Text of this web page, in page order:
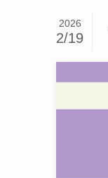
2026
2/19